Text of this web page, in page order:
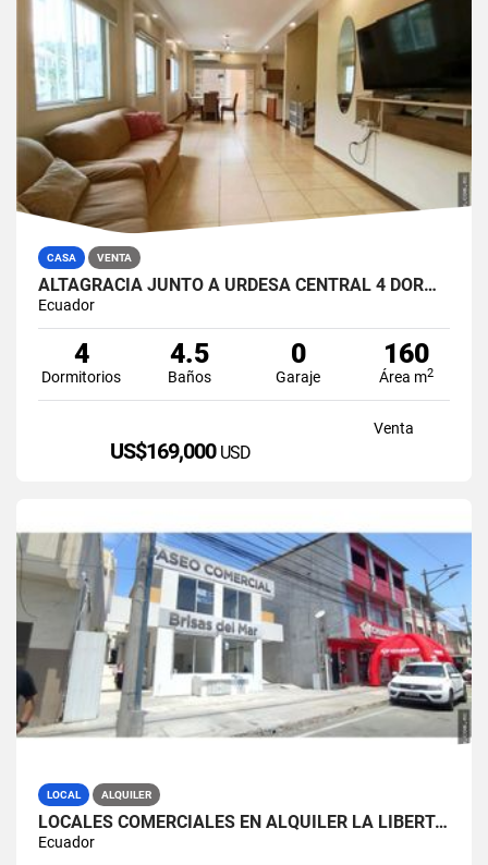
CASA VENTA
ALTAGRACIA JUNTO A URDESA CENTRAL 4 DORMITORIOS CASA EN VENTA
Ecuador
4
Dormitorios
4.5
Baños
0
Garaje
160
Área m2
Venta
US$169,000 USD
LOCAL ALQUILER
LOCALES COMERCIALES EN ALQUILER LA LIBERTAD AV. 9 OCTUBRE
Ecuador